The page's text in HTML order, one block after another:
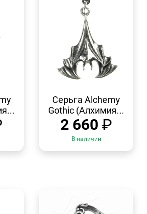
ПРОСМОТР
Серьга Alchemy
Gothic (Алхимия...
2 660 ₽
В наличии